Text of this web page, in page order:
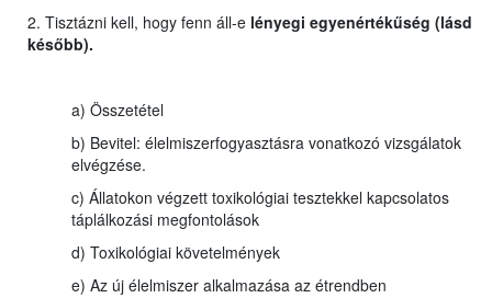
2. Tisztázni kell, hogy fenn áll-e lényegi egyenértékűség (lásd
később).
a) Összetétel
b) Bevitel: élelmiszerfogyasztásra vonatkozó vizsgálatok
elvégzése.
c) Állatokon végzett toxikológiai tesztekkel kapcsolatos
táplálkozási megfontolások
d) Toxikológiai követelmények
e) Az új élelmiszer alkalmazása az étrendben